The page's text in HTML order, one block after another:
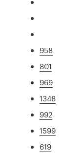
958
801
969
1348
992
1599
619